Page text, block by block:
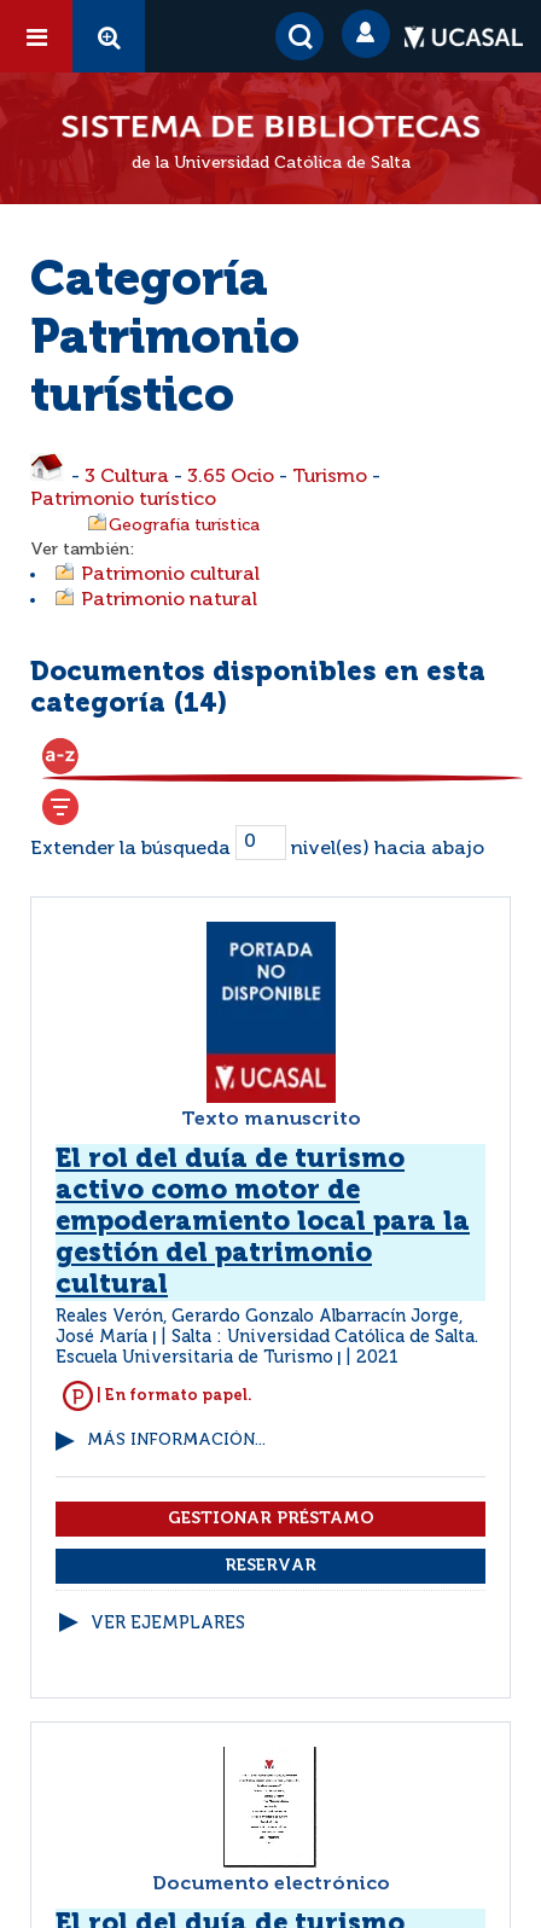
de la Universidad Católica de Salta
Categoría
Patrimonio
turístico
- 3 Cultura - 3.65 Ocio - Turismo -
Patrimonio turístico
Geografía turística
Ver también:
Patrimonio cultural
Patrimonio natural
Documentos disponibles en esta
categoría (14)
Extender la búsqueda nivel(es) hacia abajo
Texto manuscrito
El rol del duía de turismo
activo como motor de
empoderamiento local para la
gestión del patrimonio
cultural
Reales Verón, Gerardo Gonzalo Albarracín Jorge,
José María
Salta : Universidad Católica de Salta.
Escuela Universitaria de Turismo
2021
| En formato papel.
MÁS INFORMACIÓN...
VER EJEMPLARES
Documento electrónico